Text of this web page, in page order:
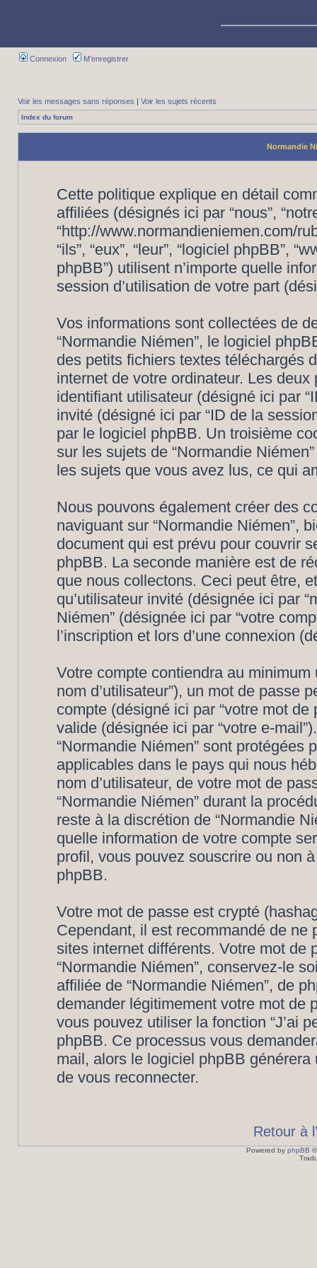
Connexion M’enregistrer
Voir les messages sans réponses | Voir les sujets récents
Index du forum
Normandie
Cette politique explique en détail
affiliées (désignés ici par “nous”,
“http://www.normandieniemen.com/
“ils”, “eux”, “leur”, “logiciel phpBB”,
phpBB”) utilisent n’importe quelle
session d’utilisation de votre part
Vos informations sont collectées de
“Normandie Niémen”, le logiciel
des petits fichiers textes téléchargés
internet de votre ordinateur. Les
identifiant utilisateur (désigné ici par
invité (désigné ici par “ID de la
par le logiciel phpBB. Un troisième
sur les sujets de “Normandie
les sujets que vous avez lus, ce qui
Nous pouvons également créer des
naviguant sur “Normandie Niémen”,
document qui est prévu pour couvrir
phpBB. La seconde manière est de
que nous collectons. Ceci peut être,
qu’utilisateur invité (désignée ici par
Niémen” (désignée ici par “votre
l’inscription et lors d’une connexion
Votre compte contiendra au
nom d’utilisateur”), un mot de passe
compte (désigné ici par “votre mot
valide (désignée ici par “votre e-
“Normandie Niémen” sont
applicables dans le pays qui nous
nom d’utilisateur, de votre mot de
“Normandie Niémen” durant la
reste à la discrétion de “Normandie
quelle information de votre compte
profil, vous pouvez souscrire ou non
phpBB.
Votre mot de passe est crypté
Cependant, il est recommandé de
sites internet différents. Votre mot de
“Normandie Niémen”, conservez-le
affiliée de “Normandie Niémen”, de
demander légitimement votre mot de
vous pouvez utiliser la fonction “J’ai
phpBB. Ce processus vous
mail, alors le logiciel phpBB
de vous reconnecter.
Retour à
Powered by phpBB